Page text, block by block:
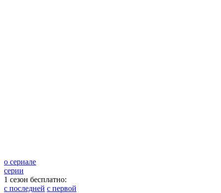
о сериале
серии
1 сезон бесплатно:
с последней с первой